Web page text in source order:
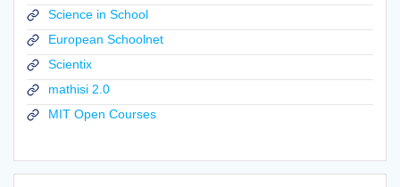
Science in School
European Schoolnet
Scientix
mathisi 2.0
MIT Open Courses